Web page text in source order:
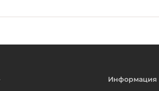
Информация